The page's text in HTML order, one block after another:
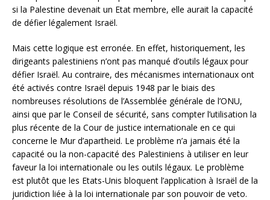
si la Palestine devenait un Etat membre, elle aurait la capacité
de défier légalement Israël.
Mais cette logique est erronée. En effet, historiquement, les
dirigeants palestiniens n’ont pas manqué d’outils légaux pour
défier Israël. Au contraire, des mécanismes internationaux ont
été activés contre Israël depuis 1948 par le biais des
nombreuses résolutions de l’Assemblée générale de l’ONU,
ainsi que par le Conseil de sécurité, sans compter l’utilisation la
plus récente de la Cour de justice internationale en ce qui
concerne le Mur d’apartheid. Le problème n’a jamais été la
capacité ou la non-capacité des Palestiniens à utiliser en leur
faveur la loi internationale ou les outils légaux. Le problème
est plutôt que les Etats-Unis bloquent l’application à Israël de la
juridiction liée à la loi internationale par son pouvoir de veto.